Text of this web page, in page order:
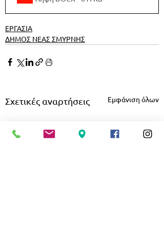
ΕΡΓΑΣΙΑ
ΔΗΜΟΣ ΝΕΑΣ ΣΜΥΡΝΗΣ
Σχετικές αναρτήσεις Εμφάνιση όλων